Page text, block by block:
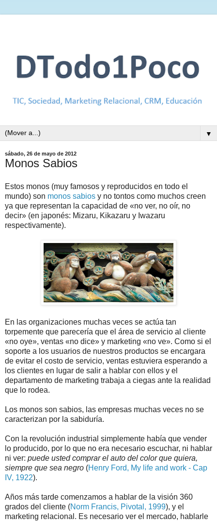
▼
sábado, 26 de mayo de 2012
Monos Sabios
Estos monos (muy famosos y reproducidos en todo el
mundo) son monos sabios y no tontos como muchos creen
ya que representan la capacidad de «no ver, no oír, no
decir» (en japonés: Mizaru, Kikazaru y Iwazaru
respectivamente).
En las organizaciones muchas veces se actúa tan
torpemente que parecería que el área de servicio al cliente
«no oye», ventas «no dice» y marketing «no ve». Como si el
soporte a los usuarios de nuestros productos se encargara
de evitar el costo de servicio, ventas estuviera esperando a
los clientes en lugar de salir a hablar con ellos y el
departamento de marketing trabaja a ciegas ante la realidad
que lo rodea.
Los monos son sabios, las empresas muchas veces no se
caracterizan por la sabiduría.
Con la revolución industrial simplemente había que vender
lo producido, por lo que no era necesario escuchar, ni hablar
ni ver: puede usted comprar el auto del color que quiera,
siempre que sea negro (Henry Ford, My life and work - Cap
IV, 1922).
Años más tarde comenzamos a hablar de la visión 360
grados del cliente (Norm Francis, Pivotal, 1999), y el
marketing relacional. Es necesario ver el mercado, hablarle